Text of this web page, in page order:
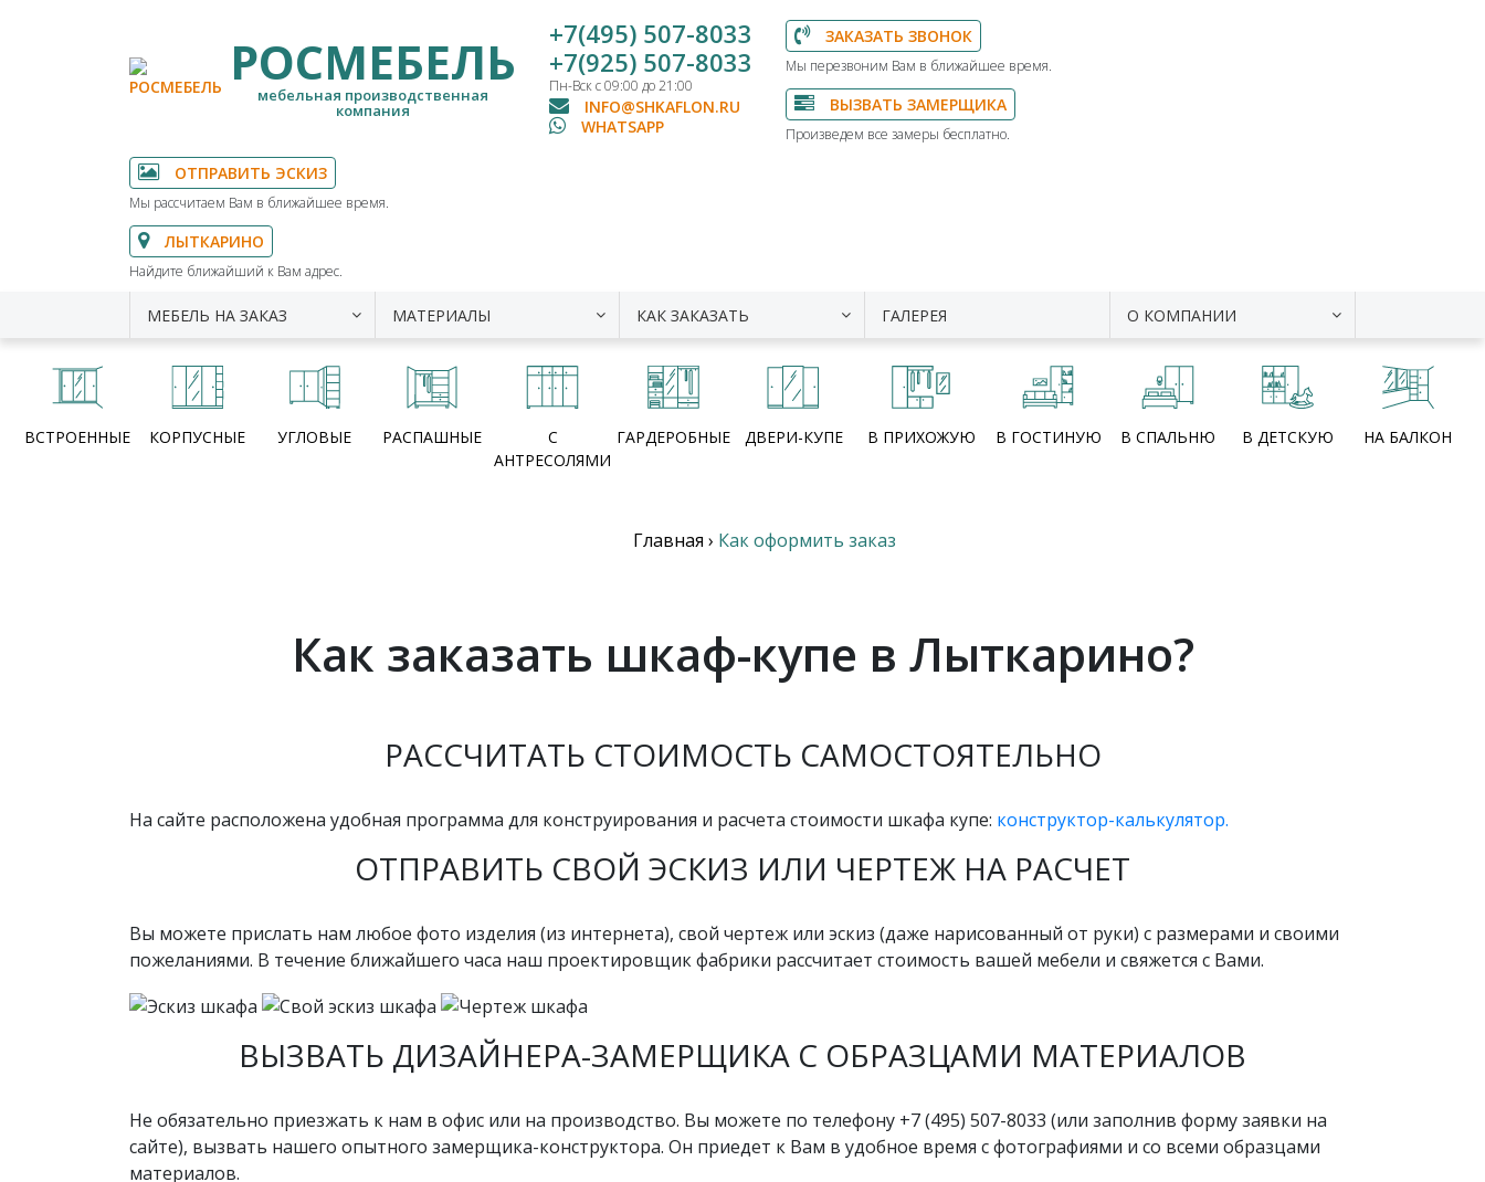
РОСМЕБЕЛЬ
мебельная производственная
компания
+7(495) 507-8033
+7(925) 507-8033
Пн-Вск с 09:00 до 21:00
INFO@SHKAFLON.RU
WHATSAPP
ЗАКАЗАТЬ ЗВОНОК
Мы перезвоним Вам в ближайшее время.
ВЫЗВАТЬ ЗАМЕРЩИКА
Произведем все замеры бесплатно.
ОТПРАВИТЬ ЭСКИЗ
Мы рассчитаем Вам в ближайшее время.
ЛЫТКАРИНО
Найдите ближайший к Вам адрес.
МЕБЕЛЬ НА ЗАКАЗ МАТЕРИАЛЫ КАК ЗАКАЗАТЬ ГАЛЕРЕЯ О КОМПАНИИ
ВСТРОЕННЫЕ КОРПУСНЫЕ УГЛОВЫЕ РАСПАШНЫЕ
С
АНТРЕСОЛЯМИ
ГАРДЕРОБНЫЕ ДВЕРИ-КУПЕ В ПРИХОЖУЮ В ГОСТИНУЮ В СПАЛЬНЮ В ДЕТСКУЮ НА БАЛКОН
Главная › Как оформить заказ
Как заказать шкаф-купе в Лыткарино?
РАССЧИТАТЬ СТОИМОСТЬ САМОСТОЯТЕЛЬНО
На сайте расположена удобная программа для конструирования и расчета стоимости шкафа купе: конструктор-калькулятор.
ОТПРАВИТЬ СВОЙ ЭСКИЗ ИЛИ ЧЕРТЕЖ НА РАСЧЕТ
Вы можете прислать нам любое фото изделия (из интернета), свой чертеж или эскиз (даже нарисованный от руки) с размерами и своими
пожеланиями. В течение ближайшего часа наш проектировщик фабрики рассчитает стоимость вашей мебели и свяжется с Вами.
ВЫЗВАТЬ ДИЗАЙНЕРА-ЗАМЕРЩИКА С ОБРАЗЦАМИ МАТЕРИАЛОВ
Не обязательно приезжать к нам в офис или на производство. Вы можете по телефону +7 (495) 507-8033 (или заполнив форму заявки на
сайте), вызвать нашего опытного замерщика-конструктора. Он приедет к Вам в удобное время c фотографиями и со всеми образцами
материалов.